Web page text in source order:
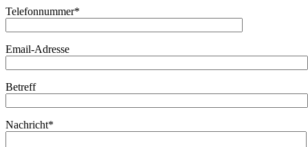
Telefonnummer*
Email-Adresse
Betreff
Nachricht*